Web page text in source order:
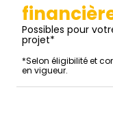
Possibles pour
projet*
*Selon éligibilité et
en vigueur.